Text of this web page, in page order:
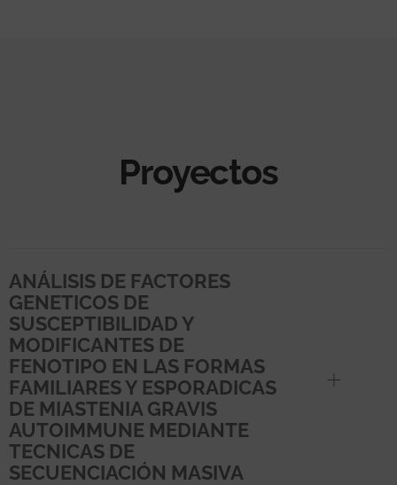
Proyectos
ANÁLISIS DE FACTORES
GENETICOS DE
SUSCEPTIBILIDAD Y
MODIFICANTES DE
FENOTIPO EN LAS FORMAS
FAMILIARES Y ESPORADICAS
DE MIASTENIA GRAVIS
AUTOIMMUNE MEDIANTE
TECNICAS DE
SECUENCIACIÓN MASIVA